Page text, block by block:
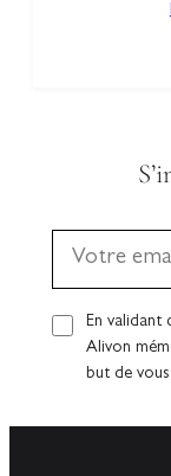
En validant
Alivon
but de